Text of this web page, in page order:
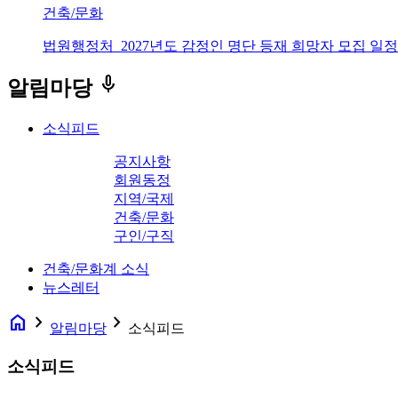
건축/문화
법원행정처_2027년도 감정인 명단 등재 희망자 모집 일
알림마당 keyboard_voice
소식피드
공지사항
회원동정
지역/국제
건축/문화
구인/구직
건축/문화계 소식
뉴스레터
home navigate_next 알림마당 navigate_next 소식피드
소식피드